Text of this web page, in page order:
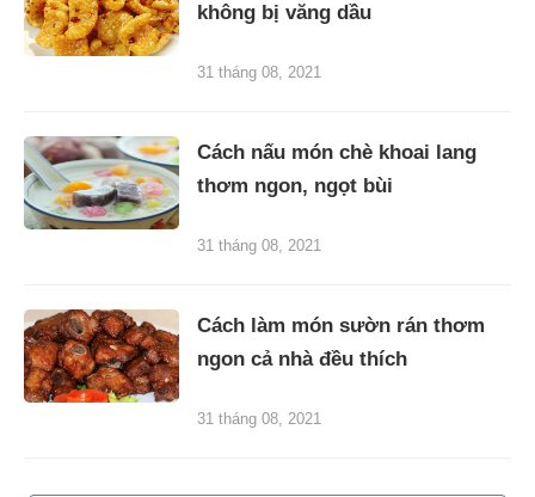
không bị văng dầu
31 tháng 08, 2021
Cách nấu món chè khoai lang
thơm ngon, ngọt bùi
31 tháng 08, 2021
Cách làm món sườn rán thơm
ngon cả nhà đều thích
31 tháng 08, 2021